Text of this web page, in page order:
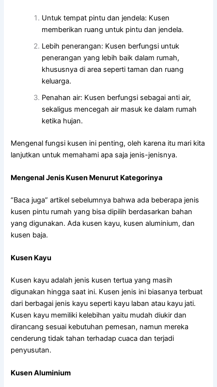
Untuk tempat pintu dan jendela: Kusen
memberikan ruang untuk pintu dan jendela.
Lebih penerangan: Kusen berfungsi untuk
penerangan yang lebih baik dalam rumah,
khususnya di area seperti taman dan ruang
keluarga.
Penahan air: Kusen berfungsi sebagai anti air,
sekaligus mencegah air masuk ke dalam rumah
ketika hujan.
Mengenal fungsi kusen ini penting, oleh karena itu mari kita
lanjutkan untuk memahami apa saja jenis-jenisnya.
Mengenal Jenis Kusen Menurut Kategorinya
“Baca juga” artikel sebelumnya bahwa ada beberapa jenis
kusen pintu rumah yang bisa dipilih berdasarkan bahan
yang digunakan. Ada kusen kayu, kusen aluminium, dan
kusen baja.
Kusen Kayu
Kusen kayu adalah jenis kusen tertua yang masih
digunakan hingga saat ini. Kusen jenis ini biasanya terbuat
dari berbagai jenis kayu seperti kayu laban atau kayu jati.
Kusen kayu memiliki kelebihan yaitu mudah diukir dan
dirancang sesuai kebutuhan pemesan, namun mereka
cenderung tidak tahan terhadap cuaca dan terjadi
penyusutan.
Kusen Aluminium